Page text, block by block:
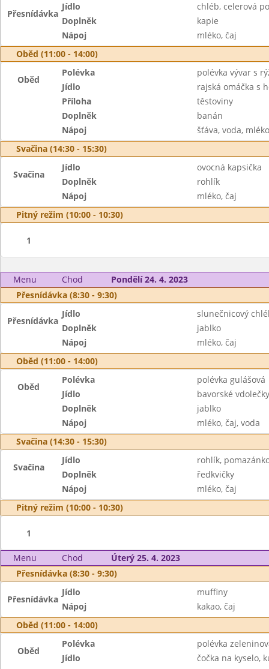
Přesnídávka
Jídlo
chléb, celerová
Doplněk
kapie
Nápoj
mléko, čaj
Oběd (11:00 - 14:00)
Oběd
Polévka
polévka vývar s
Jídlo
rajská omáčka s
Příloha
těstoviny
Doplněk
banán
Nápoj
šťáva, voda, mléko
Svačina (14:30 - 15:30)
Svačina
Jídlo
ovocná kapsička
Doplněk
rohlík
Nápoj
mléko, čaj
Pitný režim (10:00 - 10:30)
1
Menu Chod
Pondělí 24. 4. 2023
Přesnídávka (8:30 - 9:30)
Přesnídávka
Jídlo
slunečnicový
Doplněk
jablko
Nápoj
mléko, čaj
Oběd (11:00 - 14:00)
Oběd
Polévka
polévka gulášová
Jídlo
bavorské vdolečky
Doplněk
jablko
Nápoj
mléko, čaj, voda
Svačina (14:30 - 15:30)
Svačina
Jídlo
rohlík,
Doplněk
ředkvičky
Nápoj
mléko, čaj
Pitný režim (10:00 - 10:30)
1
Menu Chod
Úterý 25. 4. 2023
Přesnídávka (8:30 - 9:30)
Přesnídávka
Jídlo
muffiny
Nápoj
kakao, čaj
Oběd (11:00 - 14:00)
Oběd
Polévka
polévka
Jídlo
čočka na kyselo,